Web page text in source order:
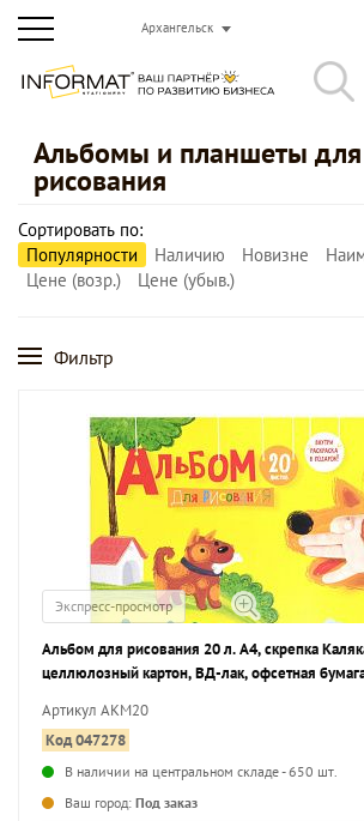
Архангельск
Альбомы и планшеты для
рисования
Сортировать по:
Популярности
Наличию Новизне
Цене (возр.)
Цене (убыв.)
Фильтр
Экспресс-просмотр
Альбом для рисования 20 л. А4, скрепка
целлюлозный картон, ВД-лак, офсетная
Артикул АКМ20
Код 047278
В наличии на центральном складе - 650 шт.
Ваш город: Под заказ